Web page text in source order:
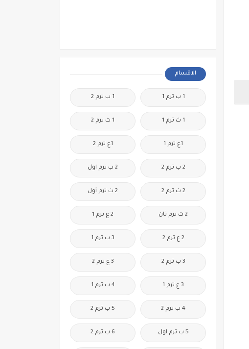
الاقسام
1 ب ترم 1 1 ب ترم 2
1 ث ترم 1 1 ث ترم 2
1ع ترم 1 1ع ترم 2
2 ب ترم 2 2 ب ترم اول
2 ث ترم 2 2 ث ترم أول
2 ث ترم ثان 2 ع ترم 1
2 ع ترم 2 3 ب ترم 1
3 ب ترم 2 3 ع ترم 2
3 ع ترم 1 4 ب ترم 1
4 ب ترم 2 5 ب ترم 2
5 ب ترم اول 6 ب ترم 2